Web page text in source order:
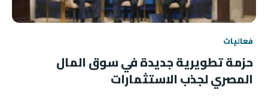
فعاليات
حزمة تطويرية جديدة في سوق المال
المصري لجذب الاستثمارات